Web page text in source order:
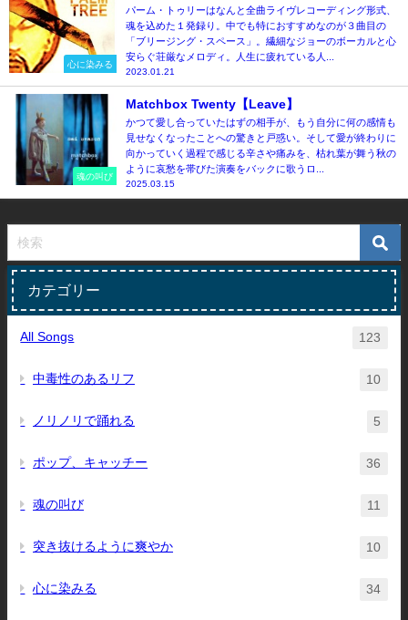
心に染みる
パーム・トゥリーはなんと全曲ライヴレコーディング形式、
魂を込めた１発録り。中でも特におすすめなのが３曲目の
「ブリージング・スペース」。繊細なジョーのボーカルと心
安らぐ荘厳なメロディ。人生に疲れている人...
2023.01.21
魂の叫び
Matchbox Twenty【Leave】
かつて愛し合っていたはずの相手が、もう自分に何の感情も
見せなくなったことへの驚きと戸惑い。そして愛が終わりに
向かっていく過程で感じる辛さや痛みを、枯れ葉が舞う秋の
ように哀愁を帯びた演奏をバックに歌うロ...
2025.03.15
カテゴリー
All Songs 123
中毒性のあるリフ 10
ノリノリで踊れる 5
ポップ、キャッチー 36
魂の叫び 11
突き抜けるように爽やか 10
心に染みる 34